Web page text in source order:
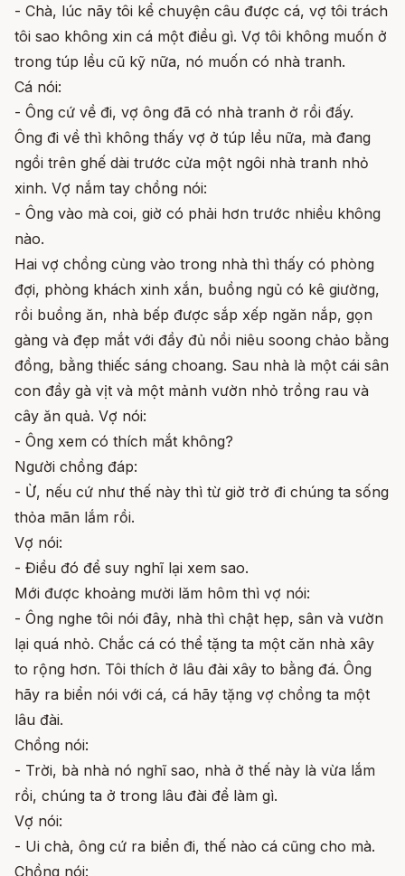
- Chà, lúc nãy tôi kể chuyện câu được cá, vợ tôi trách
tôi sao không xin cá một điều gì. Vợ tôi không muốn ở
trong túp lều cũ kỹ nữa, nó muốn có nhà tranh.
Cá nói:
- Ông cứ về đi, vợ ông đã có nhà tranh ở rồi đấy.
Ông đi về thì không thấy vợ ở túp lều nữa, mà đang
ngồi trên ghế dài trước cửa một ngôi nhà tranh nhỏ
xinh. Vợ nắm tay chồng nói:
- Ông vào mà coi, giờ có phải hơn trước nhiều không
nào.
Hai vợ chồng cùng vào trong nhà thì thấy có phòng
đợi, phòng khách xinh xắn, buồng ngủ có kê giường,
rồi buồng ăn, nhà bếp được sắp xếp ngăn nắp, gọn
gàng và đẹp mắt với đầy đủ nồi niêu soong chảo bằng
đồng, bằng thiếc sáng choang. Sau nhà là một cái sân
con đầy gà vịt và một mảnh vườn nhỏ trồng rau và
cây ăn quả. Vợ nói:
- Ông xem có thích mắt không?
Người chồng đáp:
- Ừ, nếu cứ như thế này thì từ giờ trở đi chúng ta sống
thỏa mãn lắm rồi.
Vợ nói:
- Điều đó để suy nghĩ lại xem sao.
Mới được khoảng mười lăm hôm thì vợ nói:
- Ông nghe tôi nói đây, nhà thì chật hẹp, sân và vườn
lại quá nhỏ. Chắc cá có thể tặng ta một căn nhà xây
to rộng hơn. Tôi thích ở lâu đài xây to bằng đá. Ông
hãy ra biển nói với cá, cá hãy tặng vợ chồng ta một
lâu đài.
Chồng nói:
- Trời, bà nhà nó nghĩ sao, nhà ở thế này là vừa lắm
rồi, chúng ta ở trong lâu đài để làm gì.
Vợ nói:
- Ui chà, ông cứ ra biển đi, thế nào cá cũng cho mà.
Chồng nói: